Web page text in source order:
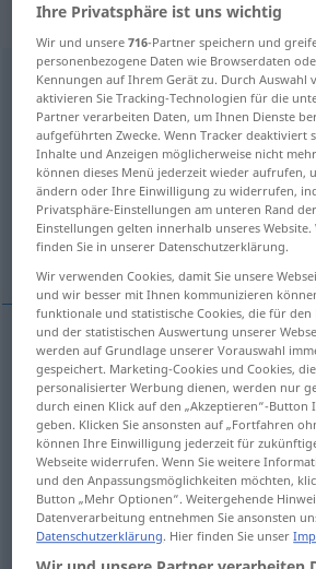
„delight“: noun
delight [diˈlait]s
Übersicht aller Übersetzungen
(Für mehr Details die Übersetzung
Vergnügen, Freude, Wonne,
Ergötzen
Vergnügenn delight joy, pleasure
Freudef delightjoy, pleasure
Wonnef delight joy, pleasure
Lustf delight joy, pleasure
Ihre Privatsphäre ist uns wichtig
Wir und unsere716-Partner speichern und
personenbezogene Daten wie Browserdaten
Kennungen auf Ihrem Gerät zu. Durch Auswahl
aktivieren Sie Tracking-Technologien für die
Partner verarbeiten Daten, um Ihnen Dienste
aufgeführten Zwecke. Wenn Tracker deaktiviert
Inhalte und Anzeigen möglicherweise nicht
können dieses Menü jederzeit wieder aufrufen,
ändern oder Ihre Einwilligung zu widerrufen,
Privatsphäre-Einstellungen am unteren Rand
Einstellungen gelten innerhalb unseres
finden Sie in unserer Datenschutzerklärung.
Wir verwenden Cookies, damit Sie unsere
und wir besser mit Ihnen kommunizieren
funktionale und statistische Cookies, die für den
und der statistischen Auswertung unserer
werden auf Grundlage unserer Vorauswahl
gespeichert. Marketing-Cookies und Cookies,
personalisierter Werbung dienen, werden nur
durch einen Klick auf den „Akzeptieren“-Button
geben. Klicken Sie ansonsten auf „Fortfahren
können Ihre Einwilligung jederzeit für
Webseite widerrufen. Wenn Sie weitere
und den Anpassungsmöglichkeiten möchten,
Button „Mehr Optionen“. Weitergehende
Datenverarbeitung entnehmen Sie ansonsten
Datenschutzerklärung. Hier finden Sie unser